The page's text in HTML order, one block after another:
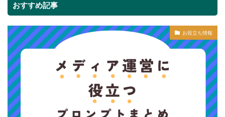
おすすめ記事
お役立ち情報